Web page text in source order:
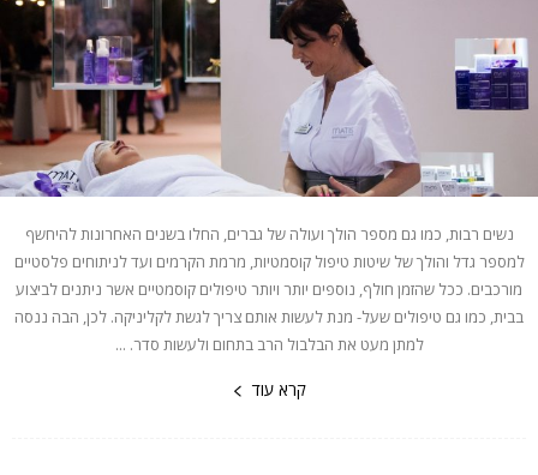
נשים רבות, כמו גם מספר הולך ועולה של גברים, החלו בשנים האחרונות להיחשף
למספר גדל והולך של שיטות טיפול קוסמטיות, מרמת הקרמים ועד לניתוחים פלסטיים
מורכבים. ככל שהזמן חולף, נוספים יותר ויותר טיפולים קוסמטיים אשר ניתנים לביצוע
בבית, כמו גם טיפולים שעל- מנת לעשות אותם צריך לגשת לקליניקה. לכן, הבה ננסה
למתן מעט את הבלבול הרב בתחום ולעשות סדר. ...
קרא עוד